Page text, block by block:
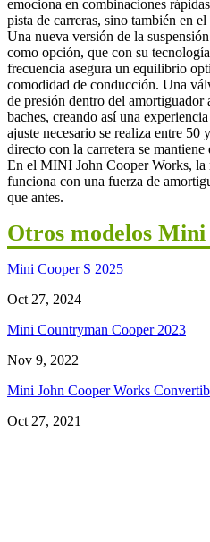
emociona en combinaciones
pista de carreras, sino también en
Una nueva versión de la
como opción, que con su
frecuencia asegura un equilibrio
comodidad de conducción. Una
de presión dentro del amortiguador
baches, creando así una
ajuste necesario se realiza entre
directo con la carretera se
En el MINI John Cooper Works, la
funciona con una fuerza de
que antes.
Otros modelos
Mini Cooper S 2025
Oct 27, 2024
Mini Countryman Cooper 2023
Nov 9, 2022
Mini John Cooper Works
Oct 27, 2021